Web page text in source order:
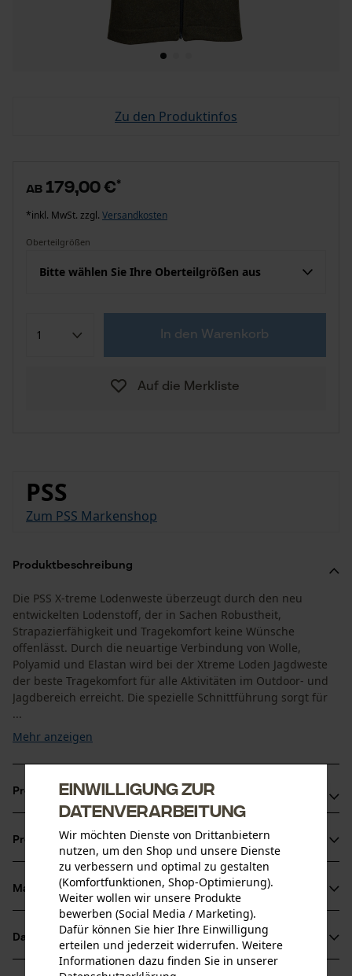
Zu den Produktinfos
ab 179,00 €*
*inkl. MwSt. zzgl. Versandkosten
Oberteilgrößen
Bitte wählen Sie Ihre Oberteilgrößen aus
In den Warenkorb
Auf die Merkliste
PSS
Zum PSS Markenshop
Produktbeschreibung
Die PSS X-treme Lodenweste überzeugt durch den neu
entwickelten Lodenstoff, der in Sachen Robustheit,
Strapazierfähigkeit und Tragekomfort keine Wünsche
offenlässt. Durch die neuartige Verbindung von Wolle,
Polyamid und Elastan wird bei der Xtreme Loden Jagdweste
der beste Tragekomfort für alle Aktivitäten im Outdoor- und
Jagdbereich erreicht. Die spezielle Schnittführung sorgt für
...
Mehr anzeigen
Produktvorteile
Sehr robust dank Lodenstoff
Wärmende Wirkung selbst in feuchtem Zustand
Produktinformationen
Produktdetails
Ärmeltyp
Ärmellos
Material & Pflege
Material
Datenblätter
Produktsicherheitsdatenblatt (PDF)
Einwilligung zur
Datenverarbeitung
Wir möchten Dienste von Drittanbietern
nutzen, um den Shop und unsere Dienste
zu verbessern und optimal zu gestalten
(Komfortfunktionen, Shop-Optimierung).
Weiter wollen wir unsere Produkte
bewerben (Social Media / Marketing).
Dafür können Sie hier Ihre Einwilligung
erteilen und jederzeit widerrufen. Weitere
Informationen dazu finden Sie in unserer